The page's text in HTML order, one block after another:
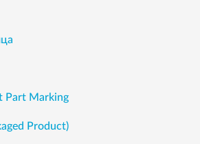
Part Marking
Product)